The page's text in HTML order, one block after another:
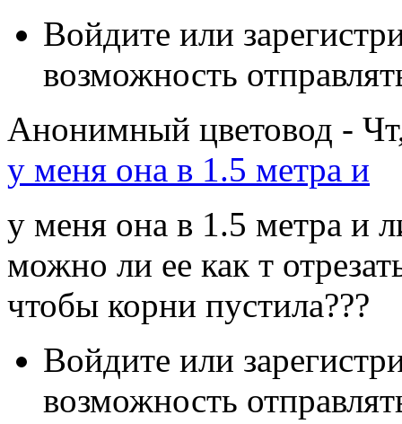
Войдите или
возможность
Анонимный цветовод -
у меня она в 1.5 метра и
у меня она в 1.5 метра и
можно ли ее как т
чтобы корни пустила???
Войдите или
возможность